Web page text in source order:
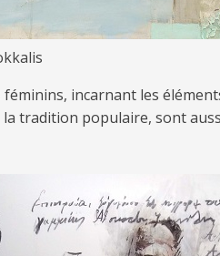
féminins, incarnant les
tradition populaire, sont